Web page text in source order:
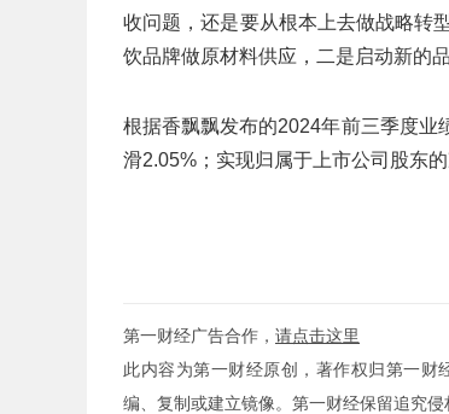
收问题，还是要从根本上去做战略转
饮品牌做原材料供应，二是启动新的
根据香飘飘发布的2024年前三季度
滑2.05%；实现归属于上市公司股东
第一财经广告合作， 请点击这里
此内容为第一财经原创，著作权归第一
编、复制或建立镜像。第一财经保留追究侵